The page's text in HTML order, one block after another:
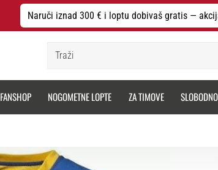
Naruči iznad 300 € i loptu dobivaš gratis —
FANSHOP NOGOMETNE LOPTE ZA TIMOVE